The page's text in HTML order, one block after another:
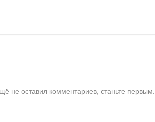
не оставил комментариев, станьте первым.